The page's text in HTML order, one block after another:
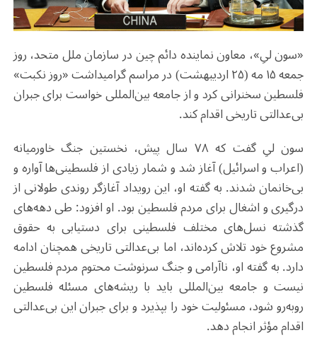
«سون لیِ»، معاون نماینده دائم چین در سازمان ملل متحد، روز
جمعه ۱۵ مه (۲۵ اردیبهشت) در مراسم گرامیداشت «روز نکبت»
فلسطین سخنرانی کرد و از جامعه بین‌المللی خواست برای جبران
بی‌عدالتی تاریخی اقدام کند.
سون لیِ گفت که ۷۸ سال پیش، نخستین جنگ خاورمیانه
(اعراب و اسرائیل) آغاز شد و شمار زیادی از فلسطینی‌ها آواره و
بی‌خانمان شدند. به گفته او، این رویداد آغازگر روندی طولانی از
درگیری و اشغال برای مردم فلسطین بود. او افزود: طی دهه‌های
گذشته نسل‌های مختلف فلسطینی برای دستیابی به حقوق
مشروع خود تلاش کرده‌اند، اما بی‌عدالتی تاریخی همچنان ادامه
دارد. به گفته او، ناآرامی و جنگ سرنوشت محتوم مردم فلسطین
نیست و جامعه بین‌المللی باید با ریشه‌های مسئله فلسطین
روبه‌رو شود، مسئولیت خود را بپذیرد و برای جبران این بی‌عدالتی
اقدام مؤثر انجام دهد.